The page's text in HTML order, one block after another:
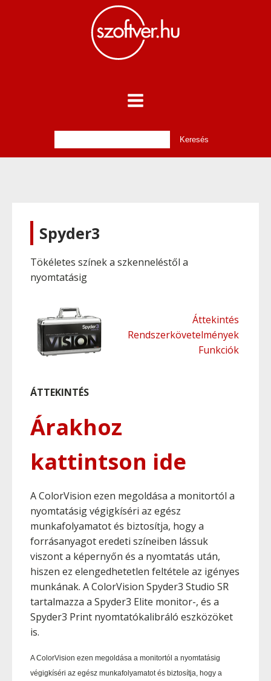
Spyder3
Tökéletes színek a szkenneléstől a
nyomtatásig
Áttekintés
Rendszerkövetelmények
Funkciók
ÁTTEKINTÉS
Árakhoz
kattintson ide
A ColorVision ezen megoldása a monitortól a
nyomtatásig végigkíséri az egész
munkafolyamatot és biztosítja, hogy a
forrásanyagot eredeti színeiben lássuk
viszont a képernyőn és a nyomtatás után,
hiszen ez elengedhetetlen feltétele az igényes
munkának. A ColorVision Spyder3 Studio SR
tartalmazza a Spyder3 Elite monitor-, és a
Spyder3 Print nyomtatókalibráló eszközöket
is.
A ColorVision ezen megoldása a monitortól a nyomtatásig
végigkíséri az egész munkafolyamatot és biztosítja, hogy a